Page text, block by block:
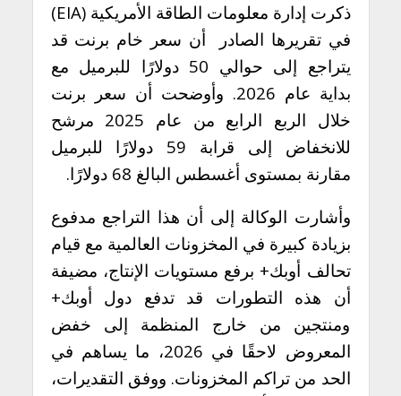
ذكرت إدارة معلومات الطاقة الأمريكية (EIA)
في تقريرها الصادر أن سعر خام برنت قد
يتراجع إلى حوالي 50 دولارًا للبرميل مع
بداية عام 2026. وأوضحت أن سعر برنت
خلال الربع الرابع من عام 2025 مرشح
للانخفاض إلى قرابة 59 دولارًا للبرميل
مقارنة بمستوى أغسطس البالغ 68 دولارًا.
وأشارت الوكالة إلى أن هذا التراجع مدفوع
بزيادة كبيرة في المخزونات العالمية مع قيام
تحالف أوبك+ برفع مستويات الإنتاج، مضيفة
أن هذه التطورات قد تدفع دول أوبك+
ومنتجين من خارج المنظمة إلى خفض
المعروض لاحقًا في 2026، ما يساهم في
الحد من تراكم المخزونات. ووفق التقديرات،